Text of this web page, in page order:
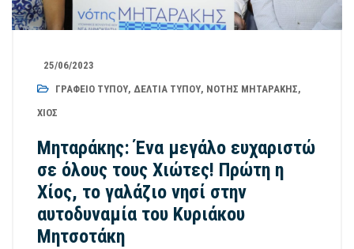
25/06/2023
ΓΡΑΦΕΊΟ ΤΎΠΟΥ, ΔΕΛΤΊΑ ΤΎΠΟΥ, ΝΌΤΗΣ ΜΗΤΑΡΆΚΗΣ,
ΧΊΟΣ
Μηταράκης: Ένα μεγάλο ευχαριστώ
σε όλους τους Χιώτες! Πρώτη η
Χίος, το γαλάζιο νησί στην
αυτοδυναμία του Κυριάκου
Μητσοτάκη